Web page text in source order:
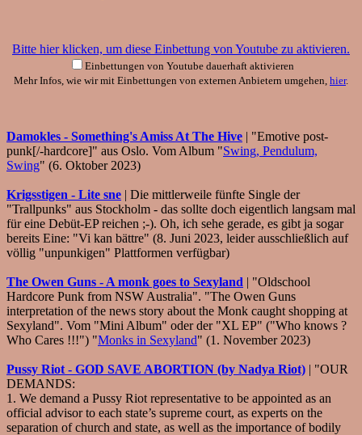
Bitte hier klicken, um diese Einbettung von Youtube zu aktivieren.
Einbettungen von Youtube dauerhaft aktivieren
Mehr Infos, wie wir mit Einbettungen von externen Anbietern umgehen, hier.
Damokles - Something's Amiss At The Hive | "Emotive post-
punk[/-hardcore]" aus Oslo. Vom Album "Swing, Pendulum,
Swing" (6. Oktober 2023)
Krigsstigen - Lite sne | Die mittlerweile fünfte Single der
"Trallpunks" aus Stockholm - das sollte doch eigentlich langsam mal
für eine Debüt-EP reichen ;-). Oh, ich sehe gerade, es gibt ja sogar
bereits Eine: "Vi kan bättre" (8. Juni 2023, leider ausschließlich auf
völlig "unpunkigen" Plattformen verfügbar)
The Owen Guns - A monk goes to Sexyland | "Oldschool
Hardcore Punk from NSW Australia". "The Owen Guns
interpretation of the news story about the Monk caught shopping at
Sexyland". Vom "Mini Album" oder der "XL EP" ("Who knows ?
Who Cares !!!") "Monks in Sexyland" (1. November 2023)
Pussy Riot - GOD SAVE ABORTION (by Nadya Riot) | "OUR
DEMANDS:
1. We demand a Pussy Riot representative to be appointed as an
official advisor to each state’s supreme court, as experts on the
separation of church and state, as well as the importance of bodily